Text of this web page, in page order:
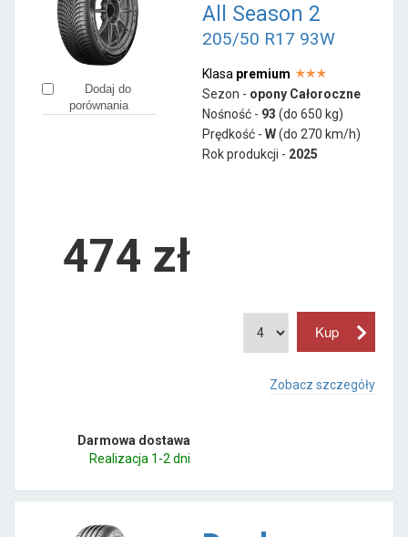
Dodaj do
porównania
All Season 2
205/50 R17 93W
Klasa premium
Sezon - opony Całoroczne
Nośność - 93 (do 650 kg)
Prędkość - W(do 270 km/h)
Rok produkcji - 2025
474 zł
Zobacz szczegóły
Darmowa dostawa
Realizacja 1-2 dni